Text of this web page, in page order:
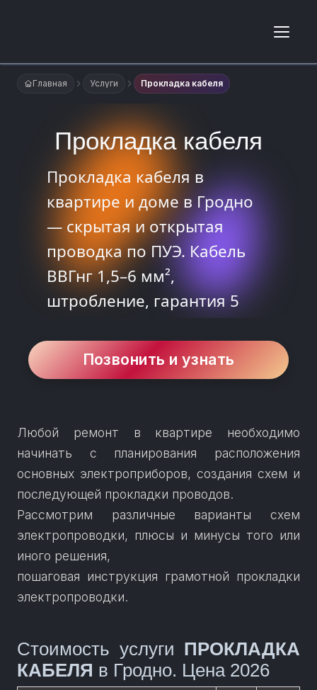
Главная Услуги Прокладка кабеля
Прокладка кабеля
Прокладка кабеля в
квартире и доме в Гродно
— скрытая и открытая
проводка по ПУЭ. Кабель
ВВГнг 1,5–6 мм²,
штробление, гарантия 5
+375444139092.
Позвонить и узнать
Любой ремонт в квартире необходимо
начинать с планирования расположения
основных электроприборов, создания схем и
последующей прокладки проводов.
Рассмотрим различные варианты схем
электропроводки, плюсы и минусы того или
иного решения,
пошаговая инструкция грамотной прокладки
электропроводки.
Стоимость услуги ПРОКЛАДКА
КАБЕЛЯ в Гродно. Цена 2026